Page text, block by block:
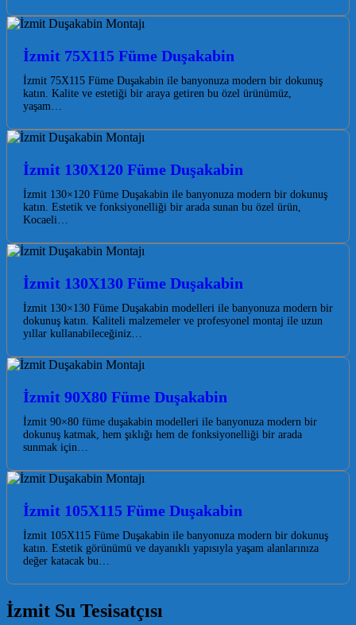
İzmit 75X115 Füme Duşakabin
İzmit 75X115 Füme Duşakabin ile banyonuza modern bir dokunuş
katın. Kalite ve estetiği bir araya getiren bu özel ürünümüz,
yaşam…
İzmit 130X120 Füme Duşakabin
İzmit 130×120 Füme Duşakabin ile banyonuza modern bir dokunuş
katın. Estetik ve fonksiyonelliği bir arada sunan bu özel ürün,
Kocaeli…
İzmit 130X130 Füme Duşakabin
İzmit 130×130 Füme Duşakabin modelleri ile banyonuza modern bir
dokunuş katın. Kaliteli malzemeler ve profesyonel montaj ile uzun
yıllar kullanabileceğiniz…
İzmit 90X80 Füme Duşakabin
İzmit 90×80 füme duşakabin modelleri ile banyonuza modern bir
dokunuş katmak, hem şıklığı hem de fonksiyonelliği bir arada
sunmak için…
İzmit 105X115 Füme Duşakabin
İzmit 105X115 Füme Duşakabin ile banyonuza modern bir dokunuş
katın. Estetik görünümü ve dayanıklı yapısıyla yaşam alanlarınıza
değer katacak bu…
İzmit Su Tesisatçısı